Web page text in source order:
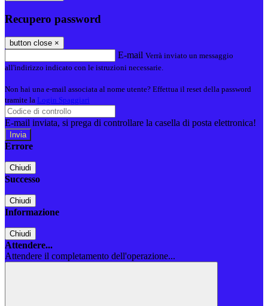
Recupero password
button close ×
E-mail Verrà inviato un messaggio
all'indirizzo indicato con le istruzioni necessarie.
Non hai una e-mail associata al nome utente? Effettua il reset della password
tramite la Login Spaggiari
E-mail inviata, si prega di controllare la casella di posta elettronica!
Errore
Chiudi
Successo
Chiudi
Informazione
Chiudi
Attendere...
Attendere il completamento dell'operazione...